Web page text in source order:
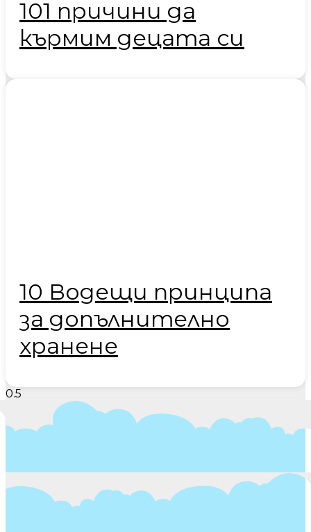
101 причини да
кърмим децата си
10 Водещи принципа
за допълнително
хранене